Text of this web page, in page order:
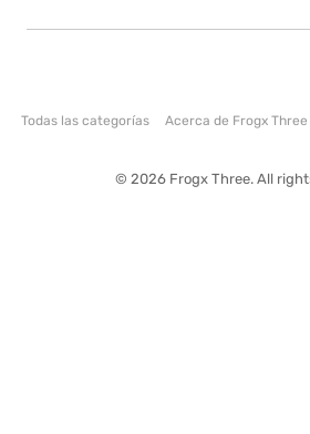
Todas las categorías Acerca de Frogx Three
© 2026 Frogx Three. All